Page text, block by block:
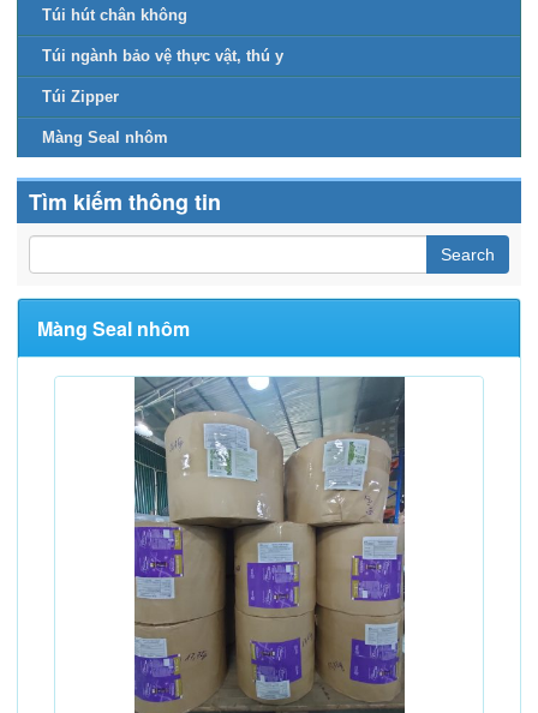
Túi hút chân không
Túi ngành bảo vệ thực vật, thú y
Túi Zipper
Màng Seal nhôm
Tìm kiếm thông tin
Màng Seal nhôm